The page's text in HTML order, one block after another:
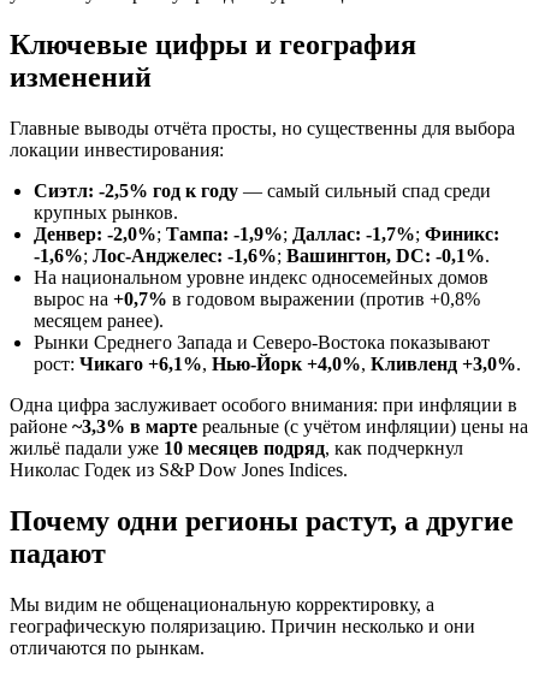
Ключевые цифры и география
изменений
Главные выводы отчёта просты, но существенны для выбора
локации инвестирования:
Сиэтл: -2,5% год к году — самый сильный спад среди
крупных рынков.
Денвер: -2,0%; Тампа: -1,9%; Даллас: -1,7%; Финикс:
-1,6%; Лос-Анджелес: -1,6%; Вашингтон, DC: -0,1%.
На национальном уровне индекс односемейных домов
вырос на +0,7% в годовом выражении (против +0,8%
месяцем ранее).
Рынки Среднего Запада и Северо‑Востока показывают
рост: Чикаго +6,1%, Нью‑Йорк +4,0%, Кливленд +3,0%.
Одна цифра заслуживает особого внимания: при инфляции в
районе ~3,3% в марте реальные (с учётом инфляции) цены на
жильё падали уже 10 месяцев подряд, как подчеркнул
Николас Годек из S&P Dow Jones Indices.
Почему одни регионы растут, а другие
падают
Мы видим не общенациональную корректировку, а
географическую поляризацию. Причин несколько и они
отличаются по рынкам.